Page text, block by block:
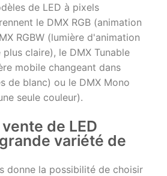
de LED à pixels
le DMX RGB (animation
RGBW (lumière d'animation
claire), le DMX Tunable
mobile changeant dans
de blanc) ou le DMX Mono
seule couleur).
de LED
variété de
donne la possibilité de choisir